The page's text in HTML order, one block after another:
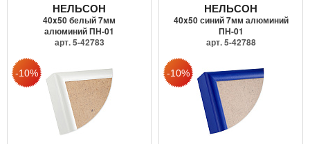
НЕЛЬСОН
40x50 белый 7мм
алюминий ПН-01
арт. 5-42783
НЕЛЬСОН
40x50 синий 7мм алюминий
ПН-01
арт. 5-42788